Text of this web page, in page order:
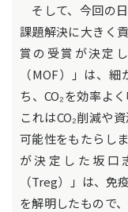
そして、今回の
課題解決に大きく
賞の受賞が決定
（MOF）」は、
ち、CO₂を効率よ
これはCO₂削減や
可能性をもたらし
が決定した坂口
（Treg）」は、免
を解明したもので